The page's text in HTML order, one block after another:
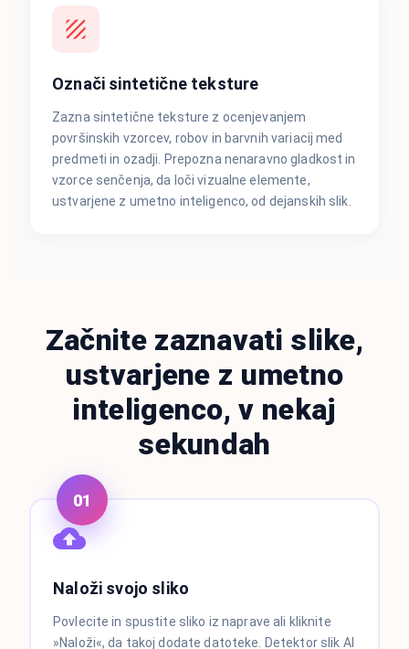
Označi sintetične teksture
Zazna sintetične teksture z ocenjevanjem
površinskih vzorcev, robov in barvnih variacij med
predmeti in ozadji. Prepozna nenaravno gladkost in
vzorce senčenja, da loči vizualne elemente,
ustvarjene z umetno inteligenco, od dejanskih slik.
Začnite zaznavati slike,
ustvarjene z umetno
inteligenco, v nekaj
sekundah
01
Naloži svojo sliko
Povlecite in spustite sliko iz naprave ali kliknite
»Naloži«, da takoj dodate datoteke. Detektor slik AI